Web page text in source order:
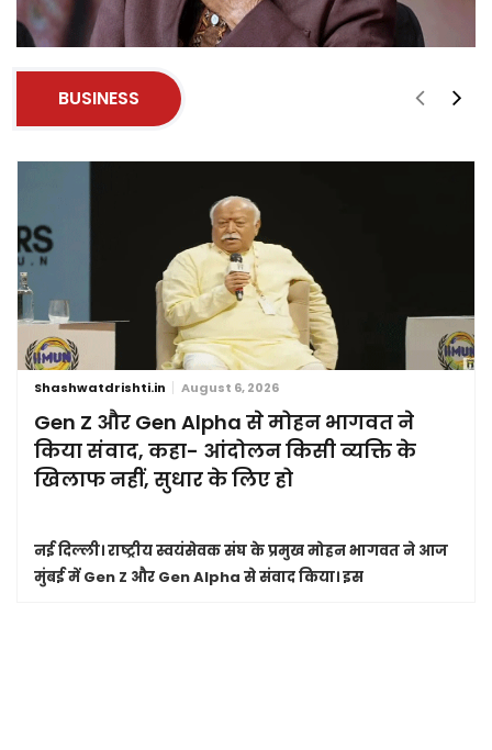
BUSINESS
Shashwatdrishti.in August 6, 2026
Gen Z और Gen Alpha से मोहन भागवत ने
किया संवाद, कहा- आंदोलन किसी व्यक्ति के
खिलाफ नहीं, सुधार के लिए हो
नई दिल्ली।राष्ट्रीय स्वयंसेवक संघ के प्रमुख मोहन भागवत ने आज
मुंबई में Gen Z और Gen Alpha से संवाद किया। इस